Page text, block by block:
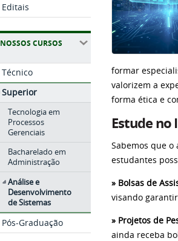
Editais
NOSSOS CURSOS
Técnico
Superior
Tecnologia em
Processos
Gerenciais
Bacharelado em
Administração
Análise e
Desenvolvimento
de Sistemas
Pós-Graduação
formar
valorizem a
forma ética e
Estude no
Sabemos que
estudantes
» Bolsas de
visando
» Projetos de
ainda receba